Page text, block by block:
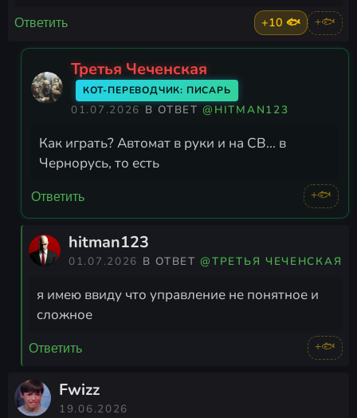
Ответить +10 🐟 +🐟
Третья Чеченская
КОТ-ПЕРЕВОДЧИК: ПИСАРЬ
01.07.2026 В ОТВЕТ@HITMAN123
Как играть? Автомат в руки и на СВ... в
Чернорусь, то есть
Ответить +🐟
hitman123
01.07.2026 В ОТВЕТ@ТРЕТЬЯ ЧЕЧЕНСКАЯ
я имею ввиду что управление не понятное и
сложное
Ответить +🐟
Fwizz
19.06.2026